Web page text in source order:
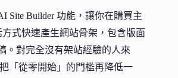
Site Builder 功能，讓你在購買主
式快速產生網站骨架，包含版面
。對完全沒有架站經驗的人來
「從零開始」的門檻再降低一